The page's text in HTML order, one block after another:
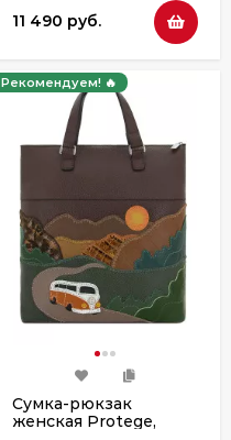
11 490 руб.
Рекомендуем! 🔥
Сумка-рюкзак
женская Protege,